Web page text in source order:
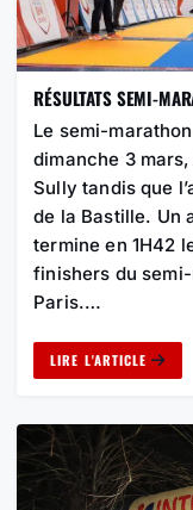
RÉSULTATS SEMI-
Le semi-
dimanche 3
Sully tandis que
de la Bastille. Un
termine en 1H42
finishers du
Paris.…
LIRE L'ARTICLE